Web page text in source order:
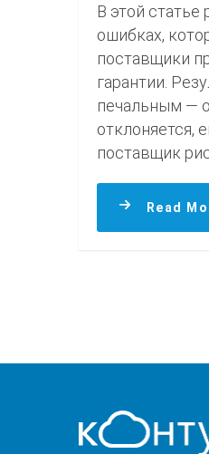
В этой статье
ошибках,
поставщики
гарантии.
печальным —
отклоняется,
поставщик
Read